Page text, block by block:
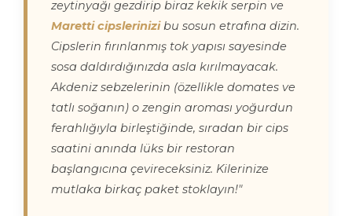
zeytinyağı gezdirip biraz kekik serpin ve
Maretti cipslerinizibu sosun etrafına dizin.
Cipslerin fırınlanmış tok yapısı sayesinde
sosa daldırdığınızda asla kırılmayacak.
Akdeniz sebzelerinin (özellikle domates ve
tatlı soğanın) o zengin aroması yoğurdun
ferahlığıyla birleştiğinde, sıradan bir cips
saatini anında lüks bir restoran
başlangıcına çevireceksiniz. Kilerinize
mutlaka birkaç paket stoklayın!"